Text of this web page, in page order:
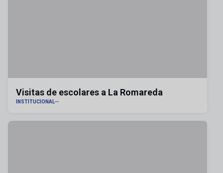
Visitas de escolares a La Romareda
INSTITUCIONAL